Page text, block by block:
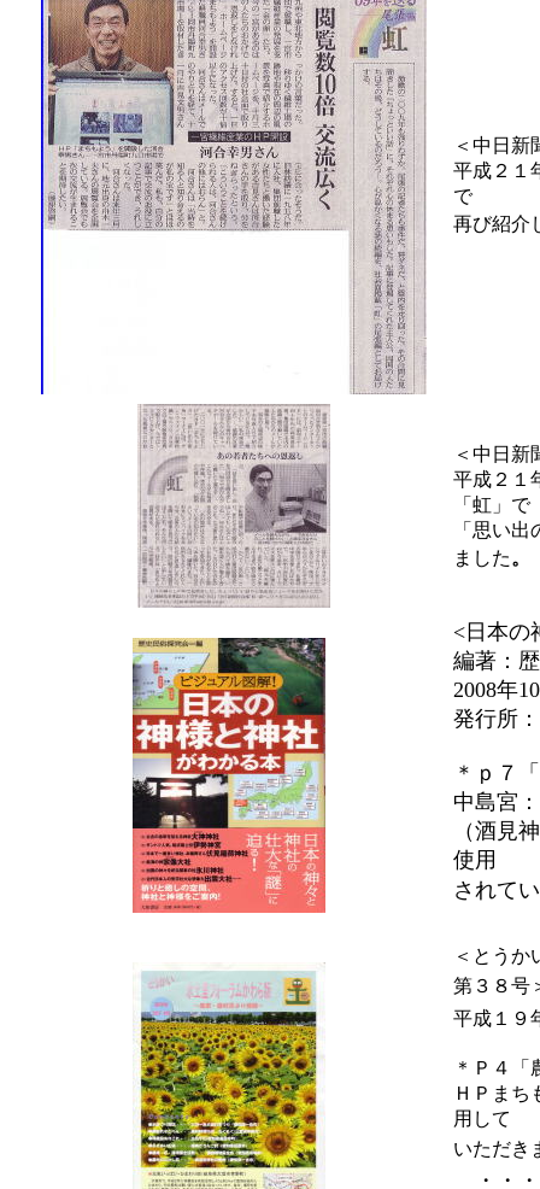
＜中日新
平成２１
で
再び紹介
＜中日新
平成２１
「虹」で
「思い
ました。
<日本の
編著：
2008年
発行所
＊ｐ７
中島宮：
（酒見
使用
されて
＜とうか
第３８号
平成１９
＊Ｐ４「
ＨＰまち
用して
いただき
・・